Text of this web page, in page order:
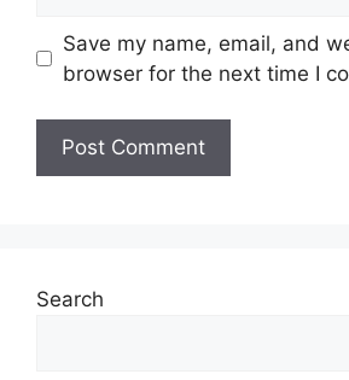
Save my name, email, and
browser for the next time I
Search